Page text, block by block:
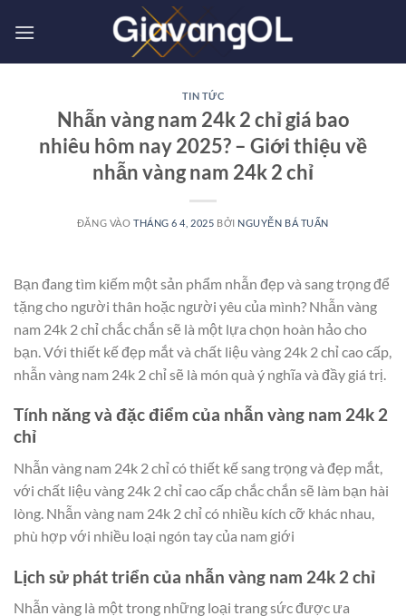
qua
TIN TỨC
Nhẫn vàng nam 24k 2 chỉ giá bao
nhiêu hôm nay 2025? – Giới thiệu về
nhẫn vàng nam 24k 2 chỉ
ĐĂNG VÀO THÁNG 6 4, 2025 BỞI NGUYỄN BÁ TUẤN
Bạn đang tìm kiếm một sản phẩm nhẫn đẹp và sang trọng để
tặng cho người thân hoặc người yêu của mình? Nhẫn vàng
nam 24k 2 chỉ chắc chắn sẽ là một lựa chọn hoàn hảo cho
bạn. Với thiết kế đẹp mắt và chất liệu vàng 24k 2 chỉ cao cấp,
nhẫn vàng nam 24k 2 chỉ sẽ là món quà ý nghĩa và đầy giá trị.
Tính năng và đặc điểm của nhẫn vàng nam 24k 2
chỉ
Nhẫn vàng nam 24k 2 chỉ có thiết kế sang trọng và đẹp mắt,
với chất liệu vàng 24k 2 chỉ cao cấp chắc chắn sẽ làm bạn hài
lòng. Nhẫn vàng nam 24k 2 chỉ có nhiều kích cỡ khác nhau,
phù hợp với nhiều loại ngón tay của nam giới
Lịch sử phát triển của nhẫn vàng nam 24k 2 chỉ
Nhẫn vàng là một trong những loại trang sức được ưa